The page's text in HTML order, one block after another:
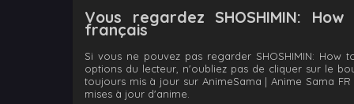
Vous regardez SHOSHIMIN:
français
Si vous ne pouvez pas regarder SHOSHIMIN:
options du lecteur, n'oubliez pas de cliquer sur le
toujours mis à jour sur AnimeSama | Anime Sama
mises à jour d'anime.